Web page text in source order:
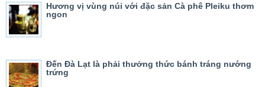
Hương vị vùng núi với đặc sản Cà phê Pleiku thơm
ngon
Đến Đà Lạt là phải thưởng thức bánh tráng nướng
trứng